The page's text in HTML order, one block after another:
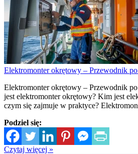
Elektromonter okrętowy – Przewodnik
Elektromonter okrętowy – Przewodnik
jest elektromonter okrętowy? Kim jest
czym się zajmuje w praktyce?
Podziel się:
Czytaj więcej »